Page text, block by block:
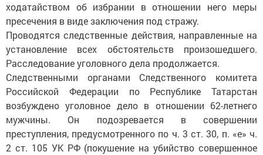
ходатайством об избрании в отношении него меры
пресечения в виде заключения под стражу.
Проводятся следственные действия, направленные на
установление всех обстоятельств произошедшего.
Расследование уголовного дела продолжается.
Следственными органами Следственного комитета
Российской Федерации по Республике Татарстан
возбуждено уголовное дело в отношении 62-летнего
мужчины. Он подозревается в совершении
преступления, предусмотренного по ч. 3 ст. 30, п. «е» ч.
2 ст. 105 УК РФ (покушение на убийство совершенное